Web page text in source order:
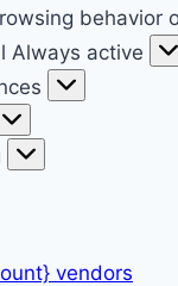
behavior
Always active
vendors